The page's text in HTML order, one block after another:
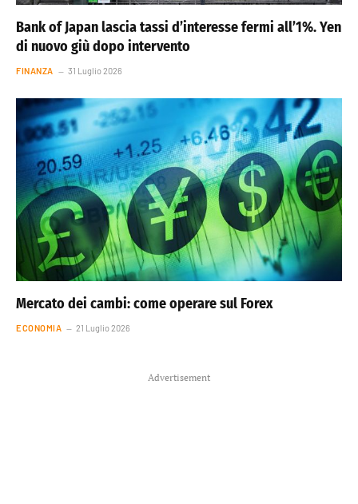
Bank of Japan lascia tassi d’interesse fermi all’1%. Yen
di nuovo giù dopo intervento
FINANZA 31 Luglio 2026
Mercato dei cambi: come operare sul Forex
ECONOMIA 21 Luglio 2026
Advertisement